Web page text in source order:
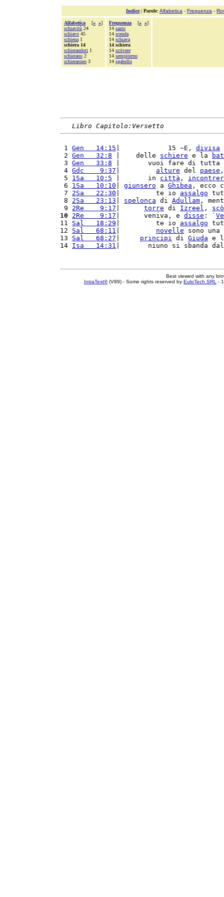
Indice| Parole: Alfabetica - Frequenza -
Alfabetica [« »]
schiavitù 24
schiavo 45
schiena 1
schiera 14
schierandoti 1
schierano 2
schierarono 3
Frequenza [« »]
14 sazio
14 scenda
14 schiava
14 schiera
14 scrivere
14 sempiterno
14 sgabello
Libro Capitolo:Versetto
1 Gen   14:15 |            15 ~E, divisa
2 Gen   32:8 |    delle schiere e la
3 Gen   33:8 |       vuoi fare di tutta
4 Gdc    9:37 alture del paese
5 1Sa   10:5 |       in città ,
6 1Sa   10:10 giunsero a Ghibea , ecco
7 2Sa   22:30 |         te io assalgo
8 2Sa   23:13 spelonca di Adullam ,
9 2Re    9:17 torre di Izreel ,
10
2Re    9:17 |      veniva, e disse : `
11 Sal   18:29 |         te io assalgo
12 Sal   68:11 novelle sono una
13 Sal   68:27 principi di Giuda e
14 Isa   14:31 |       niuno si sbanda
Best viewed with any
IntraText®(V89) - Some rights reserved by EuloTech SRL -